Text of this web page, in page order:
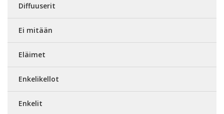
Diffuuserit
Ei mitään
Eläimet
Enkelikellot
Enkelit